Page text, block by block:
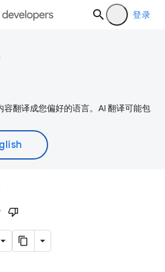
登录
翻译成您偏好的语言。AI 翻译可能包